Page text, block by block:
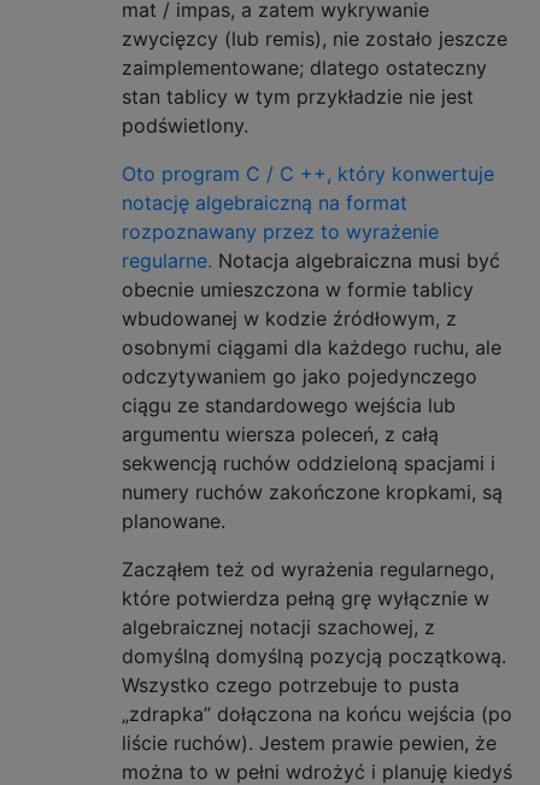
# bishops, rooks, queens, knights, or
    (?i:
(?<E>(?!(?6))K)?   # decide between
      (?:
(?(E)|((?6)[BQ])) (?<B>()?((?(-
(?(E)|((?6)[RQ])) (?<R>-*|((?(-
      )
      (?(E)|(?&E)) |
      K(?<K>(?3){7,9})?K   # kings
    )
  )
mat / impas, a zatem wykrywanie
zwycięzcy (lub remis), nie zostało jeszcze
zaimplementowane; dlatego ostateczny
stan tablicy w tym przykładzie nie jest
podświetlony.
Oto program C / C ++, który konwertuje
notację algebraiczną na format
rozpoznawany przez to wyrażenie
regularne. Notacja algebraiczna musi być
obecnie umieszczona w formie tablicy
wbudowanej w kodzie źródłowym, z
osobnymi ciągami dla każdego ruchu, ale
odczytywaniem go jako pojedynczego
ciągu ze standardowego wejścia lub
argumentu wiersza poleceń, z całą
sekwencją ruchów oddzieloną spacjami i
numery ruchów zakończone kropkami, są
planowane.
Zacząłem też od wyrażenia regularnego,
które potwierdza pełną grę wyłącznie w
algebraicznej notacji szachowej, z
domyślną domyślną pozycją początkową.
Wszystko czego potrzebuje to pusta
„zdrapka” dołączona na końcu wejścia (po
liście ruchów). Jestem prawie pewien, że
można to w pełni wdrożyć i planuję kiedyś